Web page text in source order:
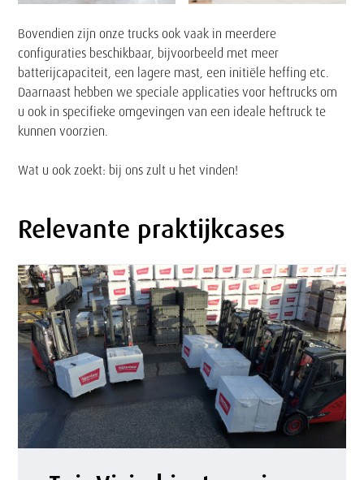
Tekst
Bovendien zijn onze trucks ook vaak in meerdere
configuraties beschikbaar, bijvoorbeeld met meer
batterijcapaciteit, een lagere mast, een initiële heffing etc.
Daarnaast hebben we speciale applicaties voor heftrucks om
u ook in specifieke omgevingen van een ideale heftruck te
kunnen voorzien.
Wat u ook zoekt: bij ons zult u het vinden!
Relevante praktijkcases